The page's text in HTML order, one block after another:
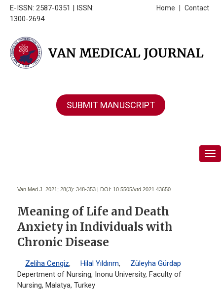
E-ISSN: 2587-0351 | ISSN:
1300-2694
Contact
Home
SUBMIT MANUSCRIPT
Van Med J. 2021; 28(3): 348-353 | DOI: 10.5505/vtd.2021.43650
Meaning of Life and Death
Anxiety in Individuals with
Chronic Disease
Zeliha Cengiz, Hilal Yıldırım,
Züleyha Gürdap
Depertment of Nursing, Inonu University, Faculty of
Nursing, Malatya, Turkey